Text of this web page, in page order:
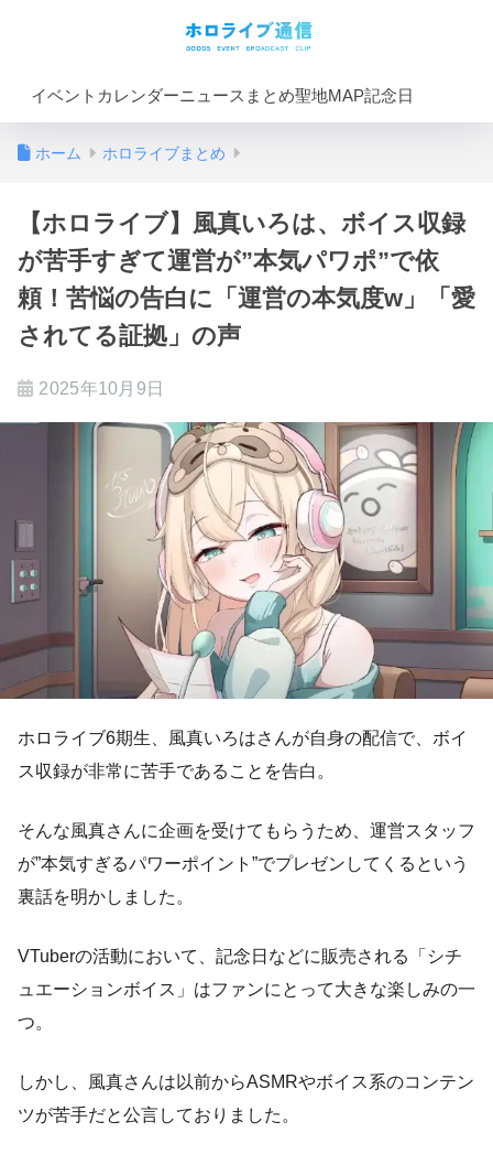
イベントカレンダーニュースまとめ聖地MAP記念日
ホーム ホロライブまとめ
【ホロライブ】風真いろは、ボイス収録
が苦手すぎて運営が”本気パワポ”で依
頼！苦悩の告白に「運営の本気度w」「愛
されてる証拠」の声
2025年10月9日
ホロライブ6期生、風真いろはさんが自身の配信で、ボイ
ス収録が非常に苦手であることを告白。
そんな風真さんに企画を受けてもらうため、運営スタッフ
が”本気すぎるパワーポイント”でプレゼンしてくるという
裏話を明かしました。
VTuberの活動において、記念日などに販売される「シチ
ュエーションボイス」はファンにとって大きな楽しみの一
つ。
しかし、風真さんは以前からASMRやボイス系のコンテン
ツが苦手だと公言しておりました。